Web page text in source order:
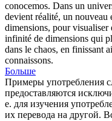
conocemos. Dans un
devient réalité, un nouveau
dimensions, pour
infinité de dimensions qui
dans le chaos, en finissant
connaissons.
Больше
Примеры употребления
предоставляются
е. для изучения
их перевода на другой.